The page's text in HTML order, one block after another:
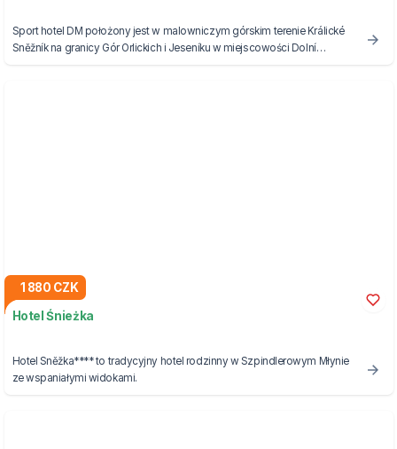
Sport hotel DM położony jest w malowniczym górskim terenie Králické
Sněžník na granicy Gór Orlickich i Jeseníku w miejscowości Dolní
1 880 CZK
Hotel Śnieżka
Hotel Sněžka**** to tradycyjny hotel rodzinny w Szpindlerowym Młynie
ze wspaniałymi widokami.